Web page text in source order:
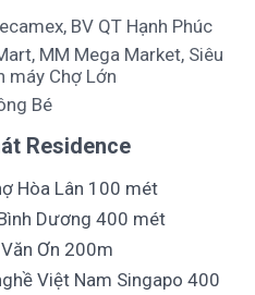
BV QT Hạnh Phúc
MM Mega Market, Siêu
máy Chợ Lớn
Bé
Residence
Hòa Lân 100 mét
Dương 400 mét
Ơn 200m
Việt Nam Singapo 400